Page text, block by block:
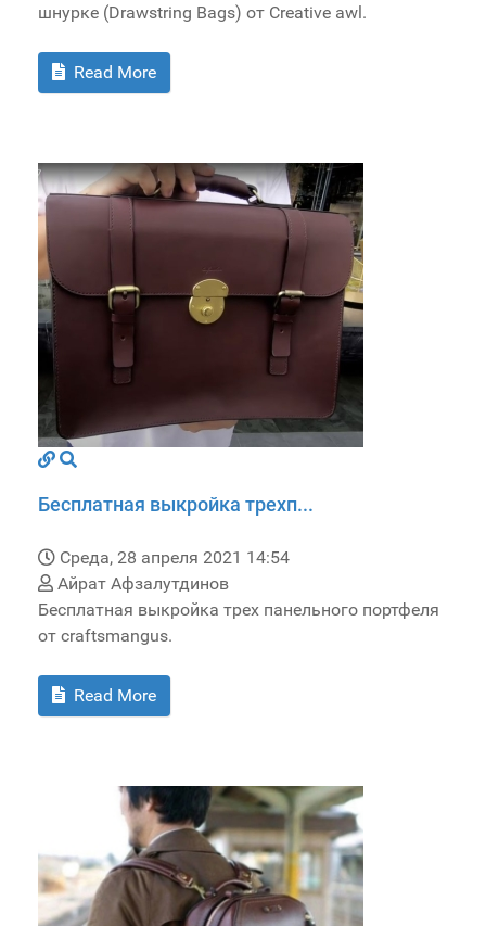
шнурке (Drawstring Bags) от Creative awl.
Read More
Бесплатная выкройка трехп...
Среда, 28 апреля 2021 14:54
Айрат Афзалутдинов
Бесплатная выкройка трех панельного портфеля
от craftsmangus.
Read More